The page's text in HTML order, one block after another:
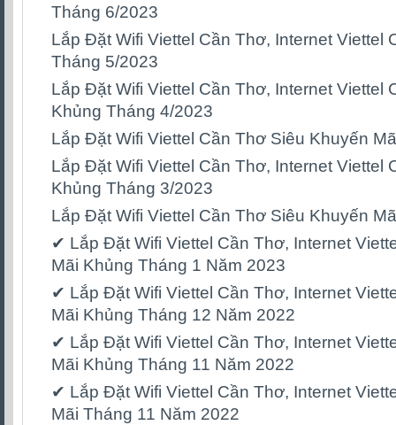
Tháng 6/2023
Lắp Đặt Wifi Viettel Cần Thơ, Internet Viettel
Tháng 5/2023
Lắp Đặt Wifi Viettel Cần Thơ, Internet Viettel
Khủng Tháng 4/2023
Lắp Đặt Wifi Viettel Cần Thơ Siêu Khuyến
Lắp Đặt Wifi Viettel Cần Thơ, Internet Viettel
Khủng Tháng 3/2023
Lắp Đặt Wifi Viettel Cần Thơ Siêu Khuyến
✔ Lắp Đặt Wifi Viettel Cần Thơ, Internet
Mãi Khủng Tháng 1 Năm 2023
✔ Lắp Đặt Wifi Viettel Cần Thơ, Internet
Mãi Khủng Tháng 12 Năm 2022
✔ Lắp Đặt Wifi Viettel Cần Thơ, Internet
Mãi Khủng Tháng 11 Năm 2022
✔ Lắp Đặt Wifi Viettel Cần Thơ, Internet
Mãi Tháng 11 Năm 2022